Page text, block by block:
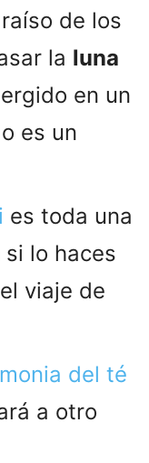
de los
la luna
en un
es un
es toda una
lo haces
viaje de
del té
a otro